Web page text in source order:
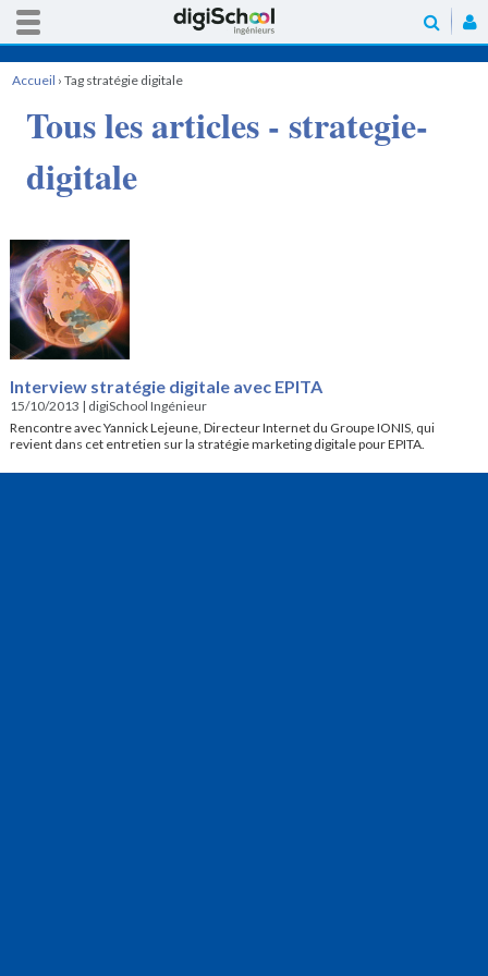
Accueil › Tag stratégie digitale
Tous les articles - strategie-
digitale
Interview stratégie digitale avec EPITA
15/10/2013 | digiSchool Ingénieur
Rencontre avec Yannick Lejeune, Directeur Internet du Groupe IONIS, qui
revient dans cet entretien sur la stratégie marketing digitale pour EPITA.